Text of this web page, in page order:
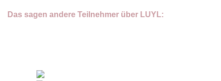
Das sagen andere Teilnehmer über LUYL: